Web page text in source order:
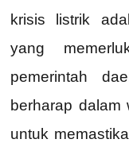
krisis listrik
yang
pemerintah
berharap dalam
untuk